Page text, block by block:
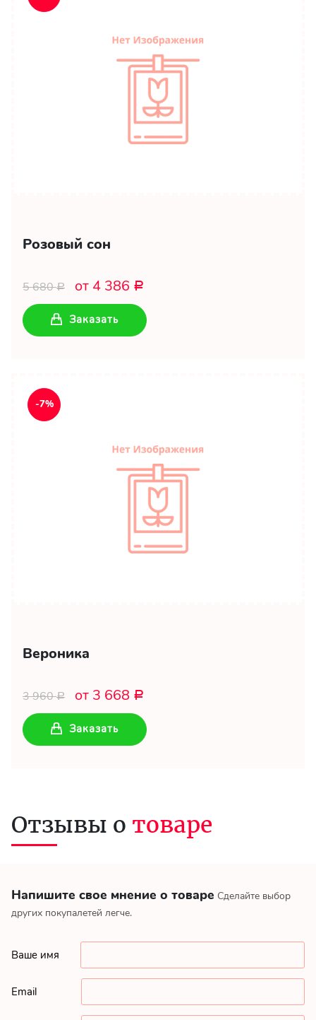
Розовый сон
5 680Р от 4 386 Р
Заказать
-7%
Вероника
3 960Р от 3 668 Р
Заказать
Напишите свое мнение о товаре Сделайте выбор
других покупалетей легче.
Ваше имя
Email
Отзывы о товаре